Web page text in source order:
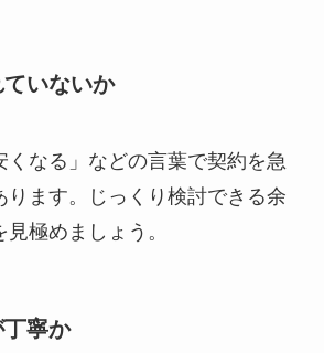
いないか
くなる」などの言葉で契約を急
ります。じっくり検討できる余
極めましょう。
寧か